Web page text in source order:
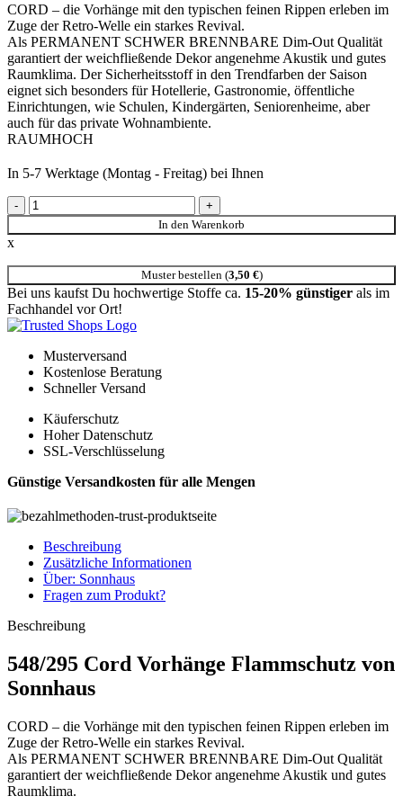
CORD – die Vorhänge mit den typischen feinen Rippen erleben im
Zuge der Retro-Welle ein starkes Revival.
Als PERMANENT SCHWER BRENNBARE Dim-Out Qualität
garantiert der weichfließende Dekor angenehme Akustik und gutes
Raumklima. Der Sicherheitsstoff in den Trendfarben der Saison
eignet sich besonders für Hotellerie, Gastronomie, öffentliche
Einrichtungen, wie Schulen, Kindergärten, Seniorenheime, aber
auch für das private Wohnambiente.
RAUMHOCH
In 5-7 Werktage (Montag - Freitag) bei Ihnen
548001/295 Cord Vorhänge Flammschutz Weiß Menge
In den Warenkorb
x
Muster bestellen (3,50 €)
Bei uns kaufst Du hochwertige Stoffe ca. 15-20% günstiger als im
Fachhandel vor Ort!
Musterversand
Kostenlose Beratung
Schneller Versand
Käuferschutz
Hoher Datenschutz
SSL-Verschlüsselung
Günstige Versandkosten für alle Mengen
Beschreibung
Zusätzliche Informationen
Über: Sonnhaus
Fragen zum Produkt?
Beschreibung
548/295 Cord Vorhänge Flammschutz von
Sonnhaus
CORD – die Vorhänge mit den typischen feinen Rippen erleben im
Zuge der Retro-Welle ein starkes Revival.
Als PERMANENT SCHWER BRENNBARE Dim-Out Qualität
garantiert der weichfließende Dekor angenehme Akustik und gutes
Raumklima.